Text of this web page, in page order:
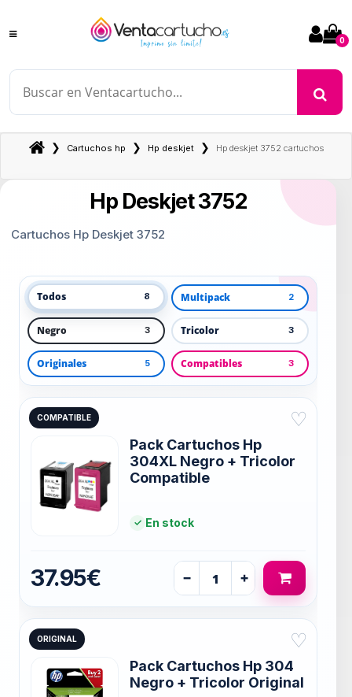
0
❯ Cartuchos hp ❯ Hp deskjet❯ Hp deskjet 3752 cartuchos
Hp Deskjet 3752
Cartuchos Hp Deskjet 3752
Todos 8 Multipack 2
Negro 3 Tricolor 3
Originales 5 Compatibles 3
COMPATIBLE ♡
Pack Cartuchos Hp
304XL Negro + Tricolor
Compatible
En stock
37.95€ − +
ORIGINAL ♡
Pack Cartuchos Hp 304
Negro + Tricolor Original